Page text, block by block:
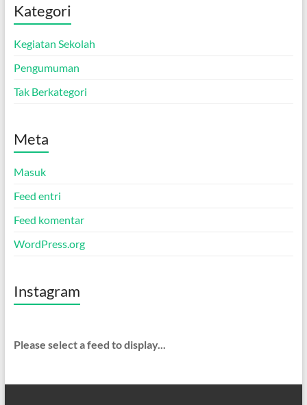
Kategori
Kegiatan Sekolah
Pengumuman
Tak Berkategori
Meta
Masuk
Feed entri
Feed komentar
WordPress.org
Instagram
Please select a feed to display...